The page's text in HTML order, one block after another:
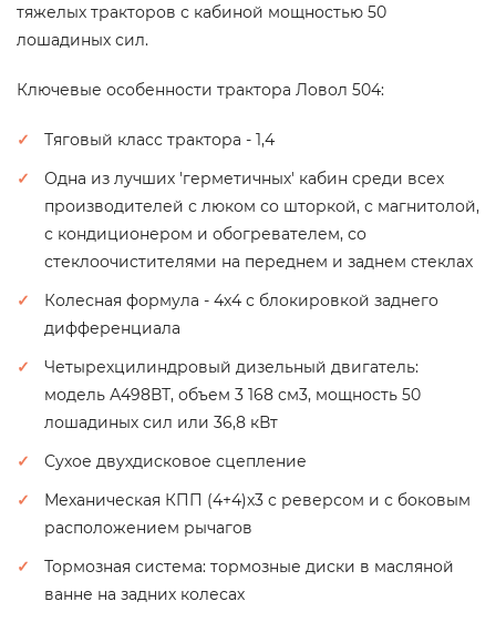
тяжелых тракторов с кабиной мощностью 50
лошадиных сил.
Ключевые особенности трактора Ловол 504:
Тяговый класс трактора - 1,4
Одна из лучших 'герметичных' кабин среди всех
производителей с люком со шторкой, с магнитолой,
с кондиционером и обогревателем, со
стеклоочистителями на переднем и заднем стеклах
Колесная формула - 4х4 с блокировкой заднего
дифференциала
Четырехцилиндровый дизельный двигатель:
модель А498ВТ, объем 3 168 см3, мощность 50
лошадиных сил или 36,8 кВт
Сухое двухдисковое сцепление
Механическая КПП (4+4)х3 с реверсом и с боковым
расположением рычагов
Тормозная система: тормозные диски в масляной
ванне на задних колесах